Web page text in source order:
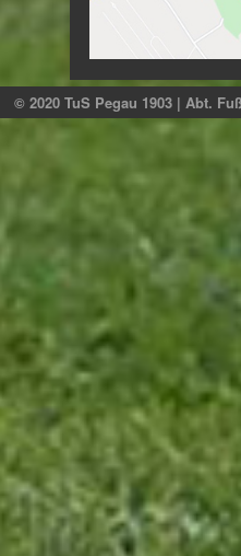
© 2020 TuS Pegau 1903 | Abt.